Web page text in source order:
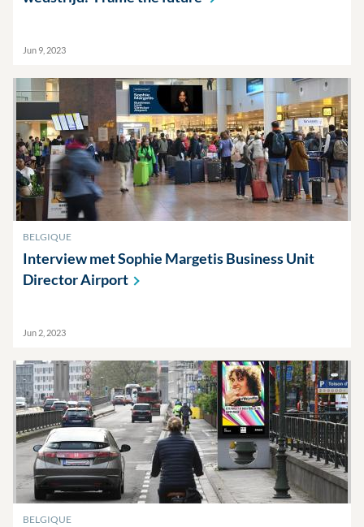
Jun 9, 2023
BELGIQUE
Interview met Sophie Margetis Business Unit
DirectorAirport
Jun 2, 2023
BELGIQUE